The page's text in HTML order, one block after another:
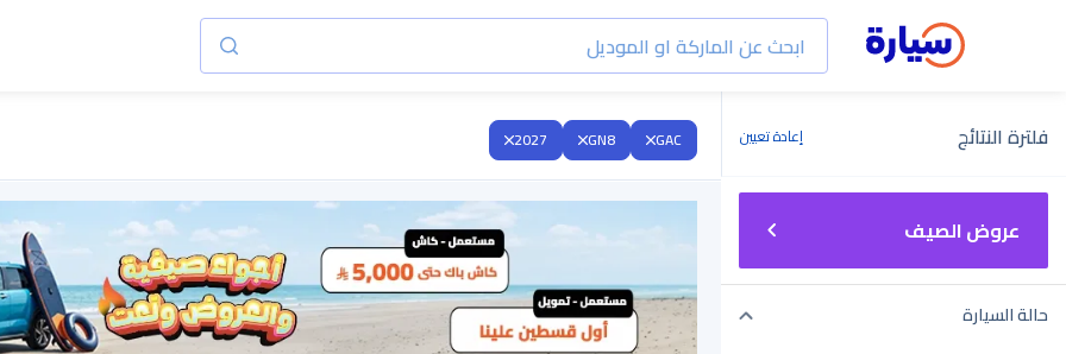
فلترة النتائج إعادة تعيين
عروض الصيف
حالة السيارة
GAC
GN8
2027